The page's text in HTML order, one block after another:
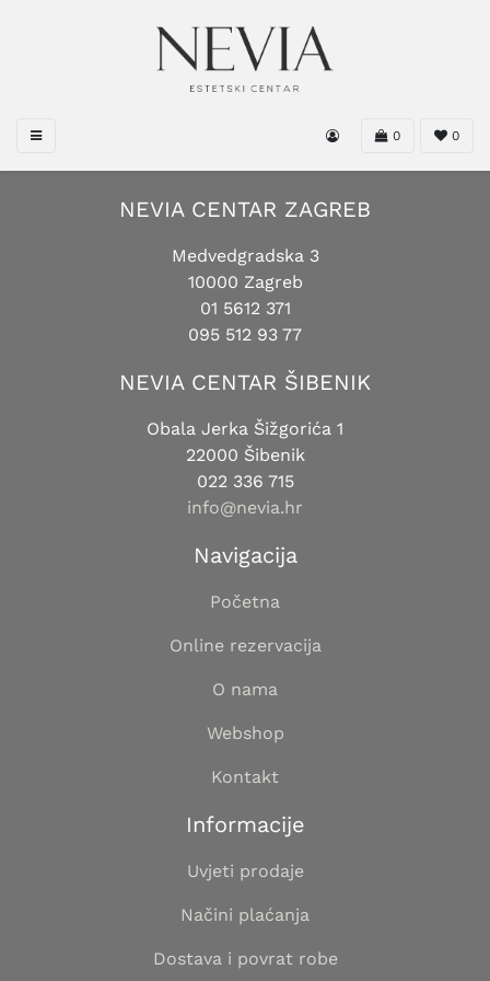
0 0
NEVIA CENTAR ZAGREB
Medvedgradska 3
10000 Zagreb
01 5612 371
095 512 93 77
NEVIA CENTAR ŠIBENIK
Obala Jerka Šižgorića 1
22000 Šibenik
022 336 715
info@nevia.hr
Navigacija
Početna
Online rezervacija
O nama
Webshop
Kontakt
Informacije
Uvjeti prodaje
Načini plaćanja
Dostava i povrat robe